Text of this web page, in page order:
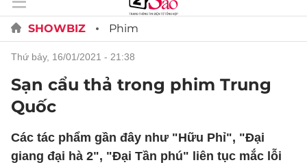
SHOWBIZ Phim
thứ bảy, 16/01/2021 - 21:38
Sạn cẩu thả trong phim Trung
Quốc
Các tác phẩm gần đây như "Hữu Phỉ", "Đại
giang đại hà 2", "Đại Tần phú" liên tục mắc lỗi